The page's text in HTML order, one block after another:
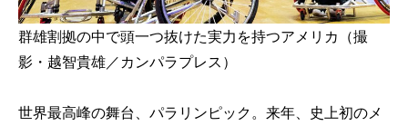
群雄割拠の中で頭一つ抜けた実力を持つアメリカ（撮
影・越智貴雄／カンパラプレス）
世界最高峰の舞台、パラリンピック。来年、史上初のメ